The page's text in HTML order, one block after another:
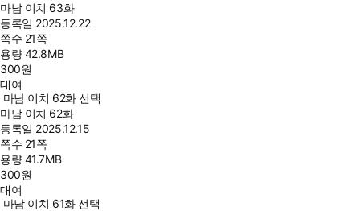
마남 이치 63화
등록일 2025.12.22
쪽수 21쪽
용량42.8MB
300원
대여
마남 이치 62화 선택
마남 이치 62화
등록일 2025.12.15
쪽수 21쪽
용량41.7MB
300원
대여
마남 이치 61화 선택